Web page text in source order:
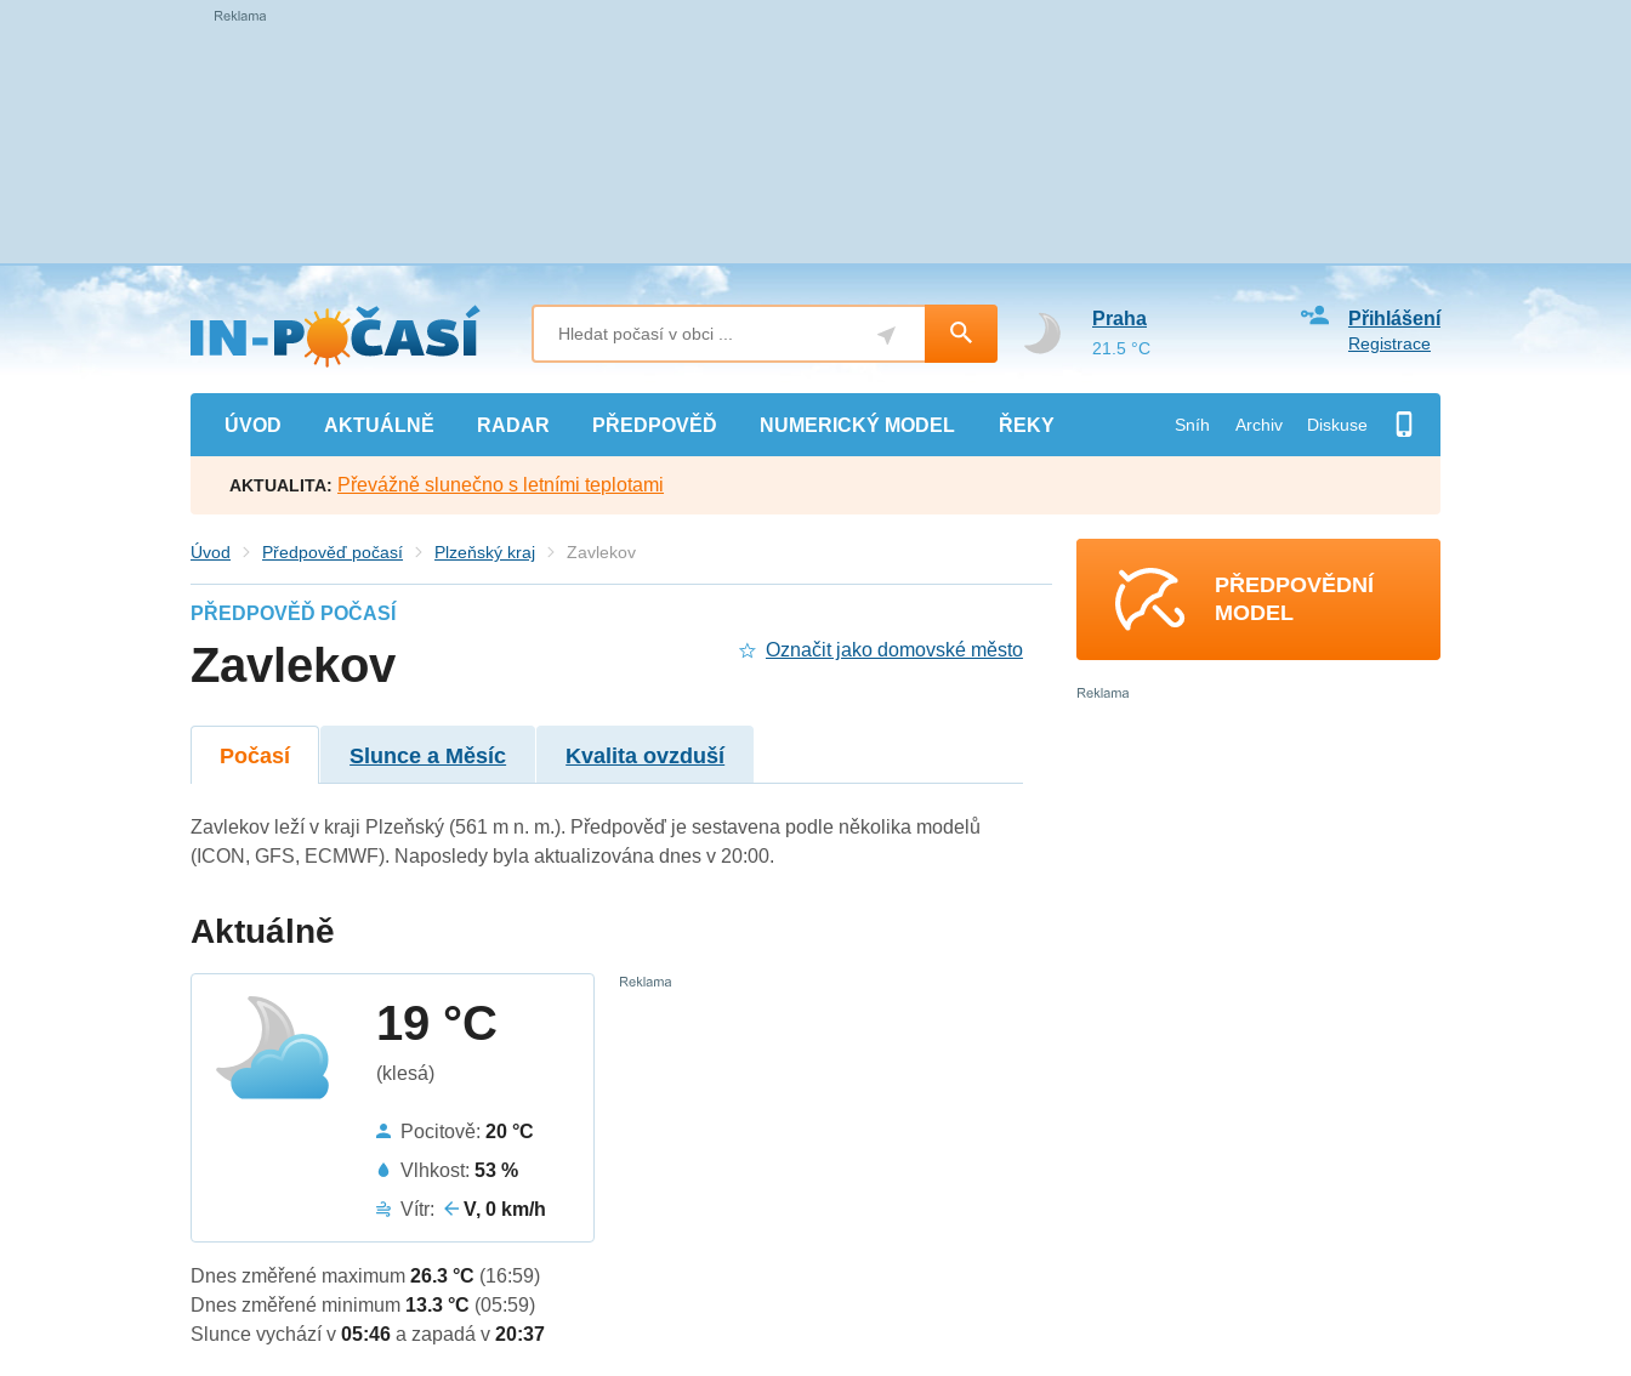
Přejít
na
hlavní
obsah
ÚVOD AKTUÁLNĚ RADAR PŘEDPOVĚĎ NUMERICKÝ MODEL ŘEKY Sníh Archiv Diskuse
Přihlášení
Registrace
Praha
21.5 °C
AKTUALITA: Převážně slunečno s letními teplotami
Úvod Předpověď počasí Plzeňský kraj Zavlekov
PŘEDPOVĚĎ POČASÍ
Zavlekov Označit jako domovské město
Počasí Slunce a Měsíc Kvalita ovzduší
Zavlekov leží v kraji Plzeňský (561 m n. m.). Předpověď je sestavena podle několika modelů
(ICON, GFS, ECMWF). Naposledy byla aktualizována dnes v 20:00.
Aktuálně
19 °C
(klesá)
Pocitově:20 °C
Vlhkost:53 %
Vítr:
V, 0 km/h
Dnes změřené maximum26.3 °C (16:59)
Dnes změřené minimum 13.3 °C (05:59)
Slunce vychází v05:46a zapadá v20:37
PŘEDPOVĚDNÍ
MODEL